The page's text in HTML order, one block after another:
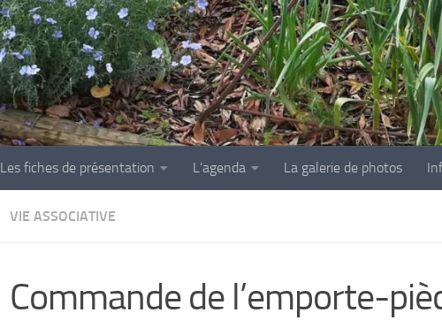
Les fiches de présentation L’agenda La galerie de photos
VIE ASSOCIATIVE
Commande de l’emporte-